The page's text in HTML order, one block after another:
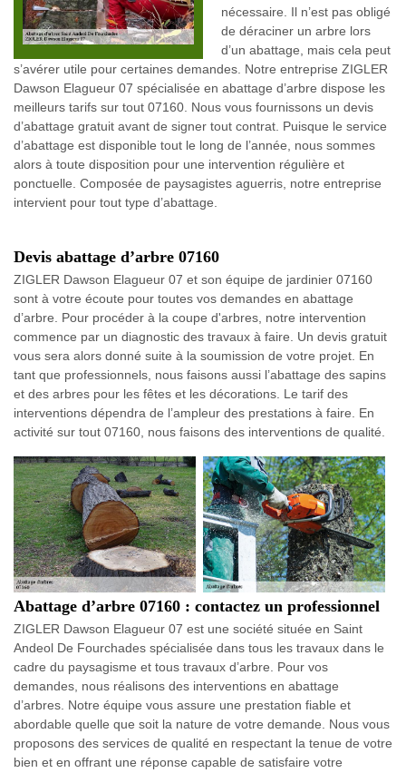
nécessaire. Il n’est pas obligé
de déraciner un arbre lors
d’un abattage, mais cela peut
s’avérer utile pour certaines demandes. Notre entreprise ZIGLER
Dawson Elagueur 07 spécialisée en abattage d’arbre dispose les
meilleurs tarifs sur tout 07160. Nous vous fournissons un devis
d’abattage gratuit avant de signer tout contrat. Puisque le service
d’abattage est disponible tout le long de l’année, nous sommes
alors à toute disposition pour une intervention régulière et
ponctuelle. Composée de paysagistes aguerris, notre entreprise
intervient pour tout type d’abattage.
Devis abattage d’arbre 07160
ZIGLER Dawson Elagueur 07 et son équipe de jardinier 07160
sont à votre écoute pour toutes vos demandes en abattage
d’arbre. Pour procéder à la coupe d'arbres, notre intervention
commence par un diagnostic des travaux à faire. Un devis gratuit
vous sera alors donné suite à la soumission de votre projet. En
tant que professionnels, nous faisons aussi l’abattage des sapins
et des arbres pour les fêtes et les décorations. Le tarif des
interventions dépendra de l’ampleur des prestations à faire. En
activité sur tout 07160, nous faisons des interventions de qualité.
Abattage d’arbre 07160 : contactez un professionnel
ZIGLER Dawson Elagueur 07 est une société située en Saint
Andeol De Fourchades spécialisée dans tous les travaux dans le
cadre du paysagisme et tous travaux d’arbre. Pour vos
demandes, nous réalisons des interventions en abattage
d’arbres. Notre équipe vous assure une prestation fiable et
abordable quelle que soit la nature de votre demande. Nous vous
proposons des services de qualité en respectant la tenue de votre
bien et en offrant une réponse capable de satisfaire votre